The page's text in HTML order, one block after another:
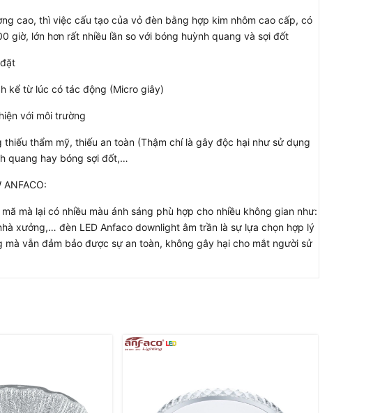
cao, thì việc cấu tạo của vỏ đèn bằng hợp kim nhôm cao cấp, có
giờ, lớn hơn rất nhiều lần so với bóng huỳnh quang và sợi đốt
kể từ lúc có tác động (Micro giây)
với môi trường
thẩm mỹ, thiếu an toàn (Thậm chí là gây độc hại như sử dụng
quang hay bóng sợi đốt,…
mà lại có nhiều màu ánh sáng phù hợp cho nhiều không gian như:
xưởng,… đèn LED Anfaco downlight âm trần là sự lựa chọn hợp lý
vẫn đảm bảo được sự an toàn, không gây hại cho mắt người sử